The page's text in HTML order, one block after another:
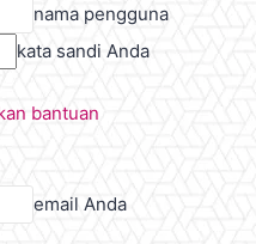
nama pengguna
kata sandi Anda
bantuan
email Anda